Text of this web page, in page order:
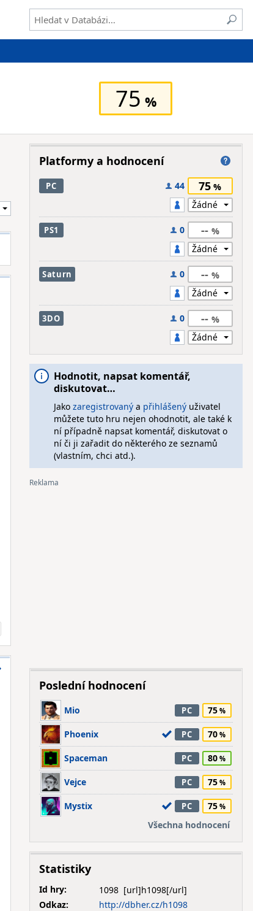
75
Platformy a hodnocení
PC 44 75
PS1 0 --
Saturn 0 --
3DO 0 --
Hodnotit, napsat komentář,
diskutovat…
Jako zaregistrovanýa přihlášenýuživatel
můžete tuto hru nejen ohodnotit, ale také k
ní případně napsat komentář, diskutovat o
ní či ji zařadit do některého ze seznamů
(vlastním, chci atd.).
Poslední hodnocení
Mio PC 75
Phoenix PC 70
Spaceman PC 80
Vejce PC 75
Mystix PC
75
Všechna hodnocení
Statistiky
Id hry:
1098
Odkaz:
http://dbher.cz/h1098